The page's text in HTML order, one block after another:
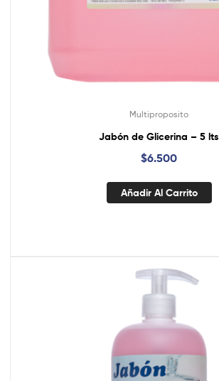
Multiproposito
Jabón de Glicerina – 5 lts
$6.500
Añadir Al Carrito